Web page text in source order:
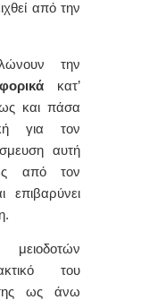
από την
την
κατ’
και πάσα
για τον
αυτή
από τον
του
της ως άνω